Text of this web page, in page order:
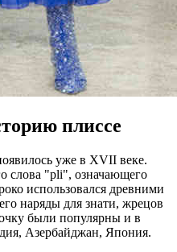
плиссе
уже в XVII веке.
слова "pli", означающего
использовался древними
наряды для знати, жрецов
были популярны и в
Азербайджан, Япония.